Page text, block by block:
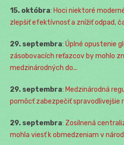
15. októbra: Hoci niektoré
zlepšiť efektívnosť a znížiť odpad,
29. septembra: Úplné opustenie
zásobovacích reťazcov by mohlo
medzinárodných do...
29. septembra: Medzinárodná
pomôcť zabezpečiť spravodlivejšie
29. septembra: Zosilnená
mohla viesť k obmedzeniam v